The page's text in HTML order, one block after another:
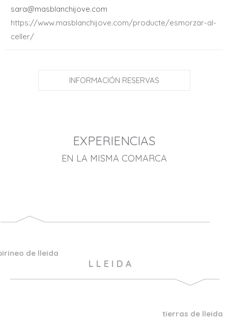
sara@masblanchijove.com
https://www.masblanchijove.com/producte/esmorzar-al-
celler/
INFORMACIÓN RESERVAS
EXPERIENCIAS
EN LA MISMA COMARCA
de lleida
L L E I D A
tierras de lleida